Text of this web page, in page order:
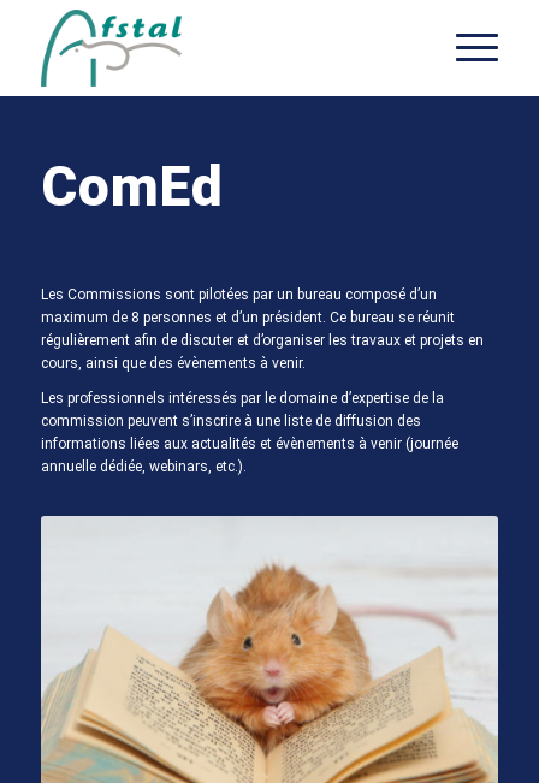
ComEd
Les Commissions sont pilotées par un bureau composé d’un
maximum de 8 personnes et d’un président. Ce bureau se réunit
régulièrement afin de discuter et d’organiser les travaux et projets en
cours, ainsi que des évènements à venir.
Les professionnels intéressés par le domaine d’expertise de la
commission peuvent s’inscrire à une liste de diffusion des
informations liées aux actualités et évènements à venir (journée
annuelle dédiée, webinars, etc.).